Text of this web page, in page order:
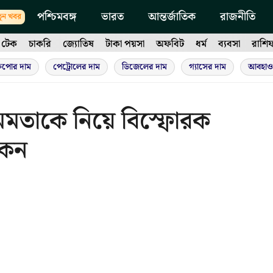
খবর পশ্চিমবঙ্গ ভারত আন্তর্জাতিক রাজনীতি
টেক চাকরি জ্যোতিষ টাকা পয়সা অফবিট ধর্ম ব্যবসা
দাম পেট্রোলের দাম ডিজেলের দাম গ্যাসের দাম
নিয়ে বিস্ফোরক